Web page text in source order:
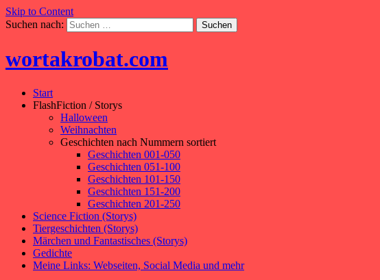
Skip to Content
Suchen nach:
wortakrobat.com
Start
FlashFiction / Storys
Halloween
Weihnachten
Geschichten nach Nummern sortiert
Geschichten 001-050
Geschichten 051-100
Geschichten 101-150
Geschichten 151-200
Geschichten 201-250
Science Fiction (Storys)
Tiergeschichten (Storys)
Märchen und Fantastisches (Storys)
Gedichte
Meine Links: Webseiten, Social Media und mehr